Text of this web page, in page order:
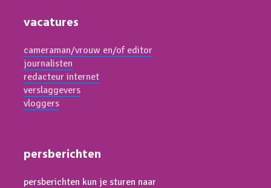
vacatures
cameraman/vrouw en/of editor
journalisten
redacteur internet
verslaggevers
vloggers
persberichten
persberichten kun je sturen naar